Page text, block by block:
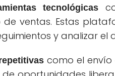
tecnológicas
ventas. Estas
y analizar el
como el envío